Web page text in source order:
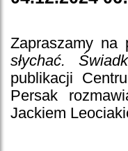
Zapraszamy
słychać.
publikacji
Persak
Jackiem